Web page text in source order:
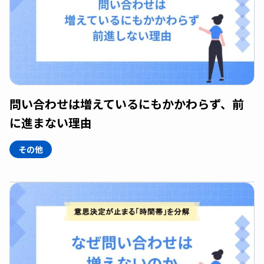
問い合わせは増えているにもかかわらず、前
に進まない理由
その他